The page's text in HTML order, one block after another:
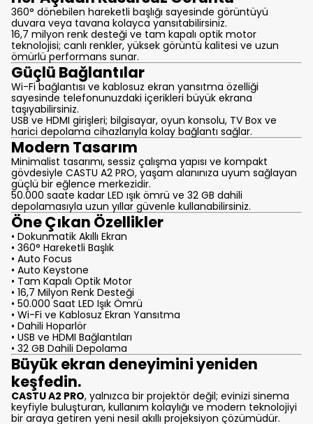
360° dönebilen hareketli başlığı sayesinde görüntüyü
duvara veya tavana kolayca yansıtabilirsiniz.
16,7 milyon renk desteği ve tam kapalı optik motor
teknolojisi; canlı renkler, yüksek görüntü kalitesi ve uzun
ömürlü performans sunar.
Güçlü Bağlantılar
Wi-Fi bağlantısı ve kablosuz ekran yansıtma özelliği
sayesinde telefonunuzdaki içerikleri büyük ekrana
taşıyabilirsiniz.
USB ve HDMI girişleri; bilgisayar, oyun konsolu, TV Box ve
harici depolama cihazlarıyla kolay bağlantı sağlar.
Modern Tasarım
Minimalist tasarımı, sessiz çalışma yapısı ve kompakt
gövdesiyle CASTU A2 PRO, yaşam alanınıza uyum sağlayan
güçlü bir eğlence merkezidir.
50.000 saate kadar LED ışık ömrü ve 32 GB dahili
depolamasıyla uzun yıllar güvenle kullanabilirsiniz.
Öne Çıkan Özellikler
• Dokunmatik Akıllı Ekran
• 360° Hareketli Başlık
• Auto Focus
• Auto Keystone
• Tam Kapalı Optik Motor
• 16,7 Milyon Renk Desteği
• 50.000 Saat LED Işık Ömrü
• Wi-Fi ve Kablosuz Ekran Yansıtma
• Dahili Hoparlör
• USB ve HDMI Bağlantıları
• 32 GB Dahili Depolama
Büyük ekran deneyimini yeniden
keşfedin.
CASTU A2 PRO, yalnızca bir projektör değil; evinizi sinema
keyfiyle buluşturan, kullanım kolaylığı ve modern teknolojiyi
bir araya getiren yeni nesil akıllı projeksiyon çözümüdür.